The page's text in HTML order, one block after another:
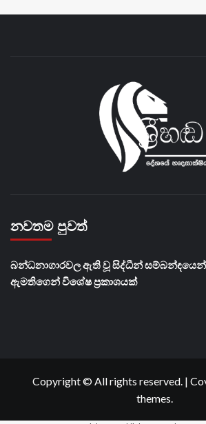
නවතම පුවත්
බන්ධනාගාරවල ඇති වූ සිද්ධීන්
ඇමතිගෙන් විශේෂ ප්‍රකාශයක්
Copyright © All rights reserved. |
themes.